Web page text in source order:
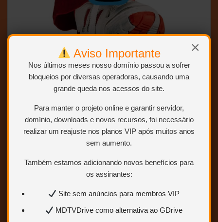
×
Aviso Importante
Nos últimos meses nosso domínio passou a sofrer
bloqueios por diversas operadoras, causando uma
grande queda nos acessos do site.
Para manter o projeto online e garantir servidor,
domínio, downloads e novos recursos, foi necessário
realizar um reajuste nos planos VIP após muitos anos
sem aumento.
Também estamos adicionando novos benefícios para
os assinantes:
Site sem anúncios para membros VIP
MDTVDrive como alternativa ao GDrive